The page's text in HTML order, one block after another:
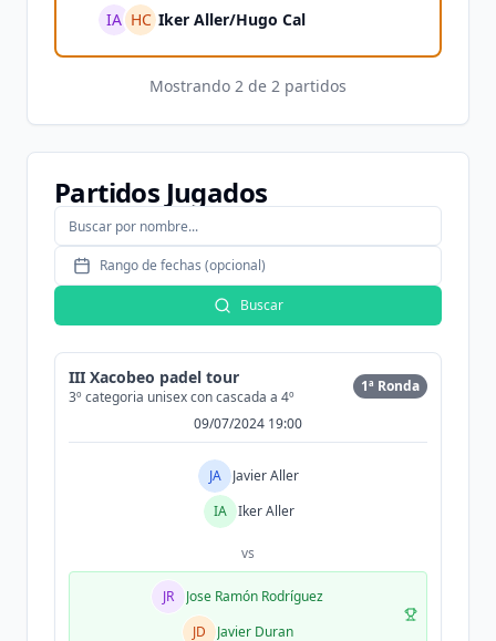
IA HC Iker Aller/Hugo Cal
Mostrando 2 de 2 partidos
Partidos Jugados
Rango de fechas (opcional)
Buscar
III Xacobeo padel tour
3º categoria unisex con cascada a 4º
1ª Ronda
09/07/2024 19:00
JA
Javier Aller
IA
Iker Aller
vs
JR
Jose Ramón Rodríguez
JD
Javier Duran